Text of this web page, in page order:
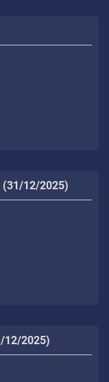
(31/12/2025)
12/2025)